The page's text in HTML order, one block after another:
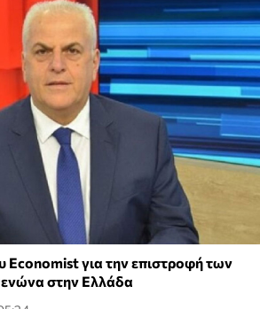
Economist για την επιστροφή των
στην Ελλάδα